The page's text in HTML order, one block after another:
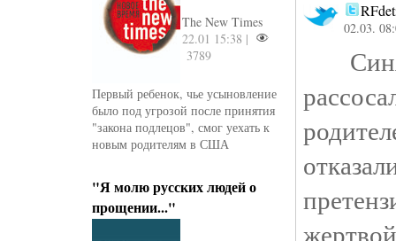
The New Times
22.01 15:38 |
3789
Первый ребенок, чье усыновление
было под угрозой после принятия
"закона подлецов", смог уехать к
новым родителям в США
"Я молю русских людей о
прощении..."
02.03.